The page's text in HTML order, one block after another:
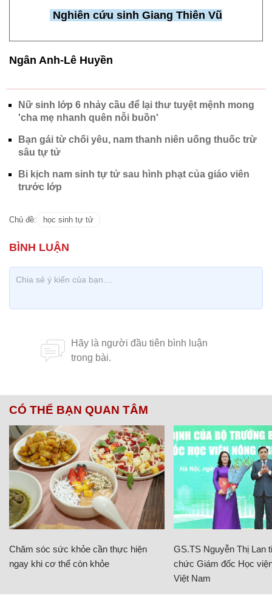
Nghiên cứu sinh Giang Thiên Vũ
Ngân Anh-Lê Huyền
Nữ sinh lớp 6 nhảy cầu để lại thư tuyệt mệnh mong
'cha mẹ nhanh quên nỗi buồn'
Bạn gái từ chối yêu, nam thanh niên uống thuốc trừ
sâu tự tử
Bi kịch nam sinh tự tử sau hình phạt của giáo viên
trước lớp
Chủ đề: học sinh tự tử
CÓ THỂ BẠN QUAN TÂM
Chăm sóc sức khỏe cần thực hiện
ngay khi cơ thể còn khỏe
GS.TS Nguyễn Thị Lan
chức Giám đốc Học
Việt Nam